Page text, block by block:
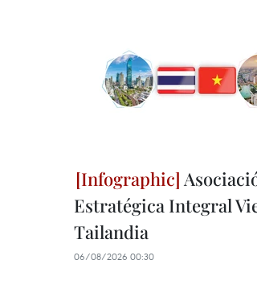
Estratégica Integral
Tailandia
06/08/2026 00:30